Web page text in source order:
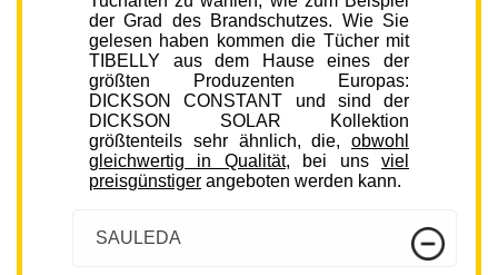
der Grad des Brandschutzes. Wie Sie
gelesen haben kommen die Tücher mit
TIBELLY aus dem Hause eines der
größten Produzenten Europas:
DICKSON CONSTANT und sind der
DICKSON SOLAR Kollektion
größtenteils sehr ähnlich, die, obwohl
gleichwertig in Qualität, bei unsviel
preisgünstiger angeboten werden kann.
SAULEDA